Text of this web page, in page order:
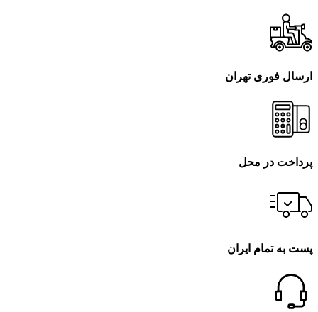
ارسال فوری تهران
پرداخت در محل
پست به تمام ایران